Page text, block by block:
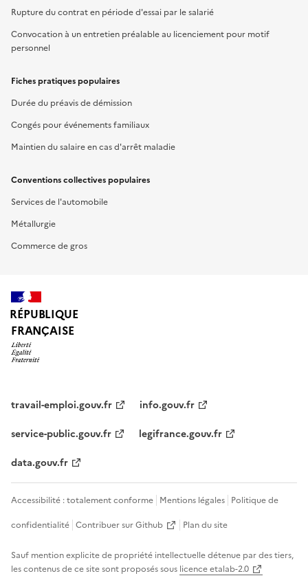
Rupture du contrat en période d'essai par le salarié
Convocation à un entretien préalable au licenciement pour motif
personnel
Fiches pratiques populaires
Durée du préavis de démission
Congés pour événements familiaux
Maintien du salaire en cas d'arrêt maladie
Conventions collectives populaires
Services de l'automobile
Métallurgie
Commerce de gros
RÉPUBLIQUE
FRANÇAISE
travail-emploi.gouv.fr
info.gouv.fr
service-public.gouv.fr
legifrance.gouv.fr
data.gouv.fr
Accessibilité : totalement conforme Mentions légales Politique de
confidentialité Contribuer sur Github Plan du site
Sauf mention explicite de propriété intellectuelle détenue par des tiers,
les contenus de ce site sont proposés sous licence etalab-2.0